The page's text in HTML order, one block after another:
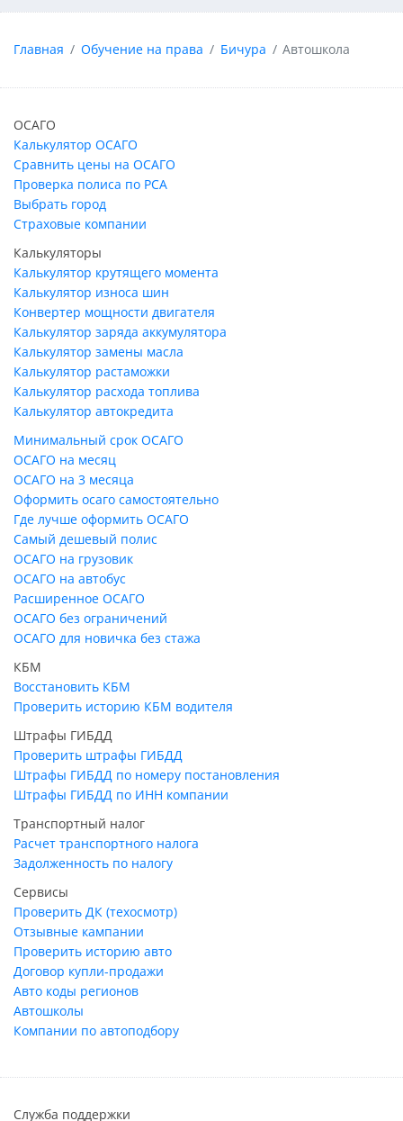
Главная Обучение на права Бичура Автошкола
ОСАГО
Калькулятор ОСАГО
Сравнить цены на ОСАГО
Проверка полиса по РСА
Выбрать город
Страховые компании
Калькуляторы
Калькулятор крутящего момента
Калькулятор износа шин
Конвертер мощности двигателя
Калькулятор заряда аккумулятора
Калькулятор замены масла
Калькулятор растаможки
Калькулятор расхода топлива
Калькулятор автокредита
Минимальный срок ОСАГО
ОСАГО на месяц
ОСАГО на 3 месяца
Оформить осаго самостоятельно
Где лучше оформить ОСАГО
Самый дешевый полис
ОСАГО на грузовик
ОСАГО на автобус
Расширенное ОСАГО
ОСАГО без ограничений
ОСАГО для новичка без стажа
КБМ
Восстановить КБМ
Проверить историю КБМ водителя
Штрафы ГИБДД
Проверить штрафы ГИБДД
Штрафы ГИБДД по номеру постановления
Штрафы ГИБДД по ИНН компании
Транспортный налог
Расчет транспортного налога
Задолженность по налогу
Сервисы
Проверить ДК (техосмотр)
Отзывные кампании
Проверить историю авто
Договор купли-продажи
Авто коды регионов
Автошколы
Компании по автоподбору
Служба поддержки